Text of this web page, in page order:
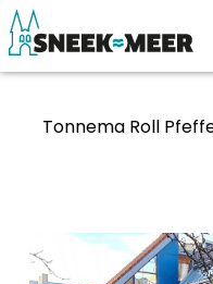
Highlights
Tonnema Roll